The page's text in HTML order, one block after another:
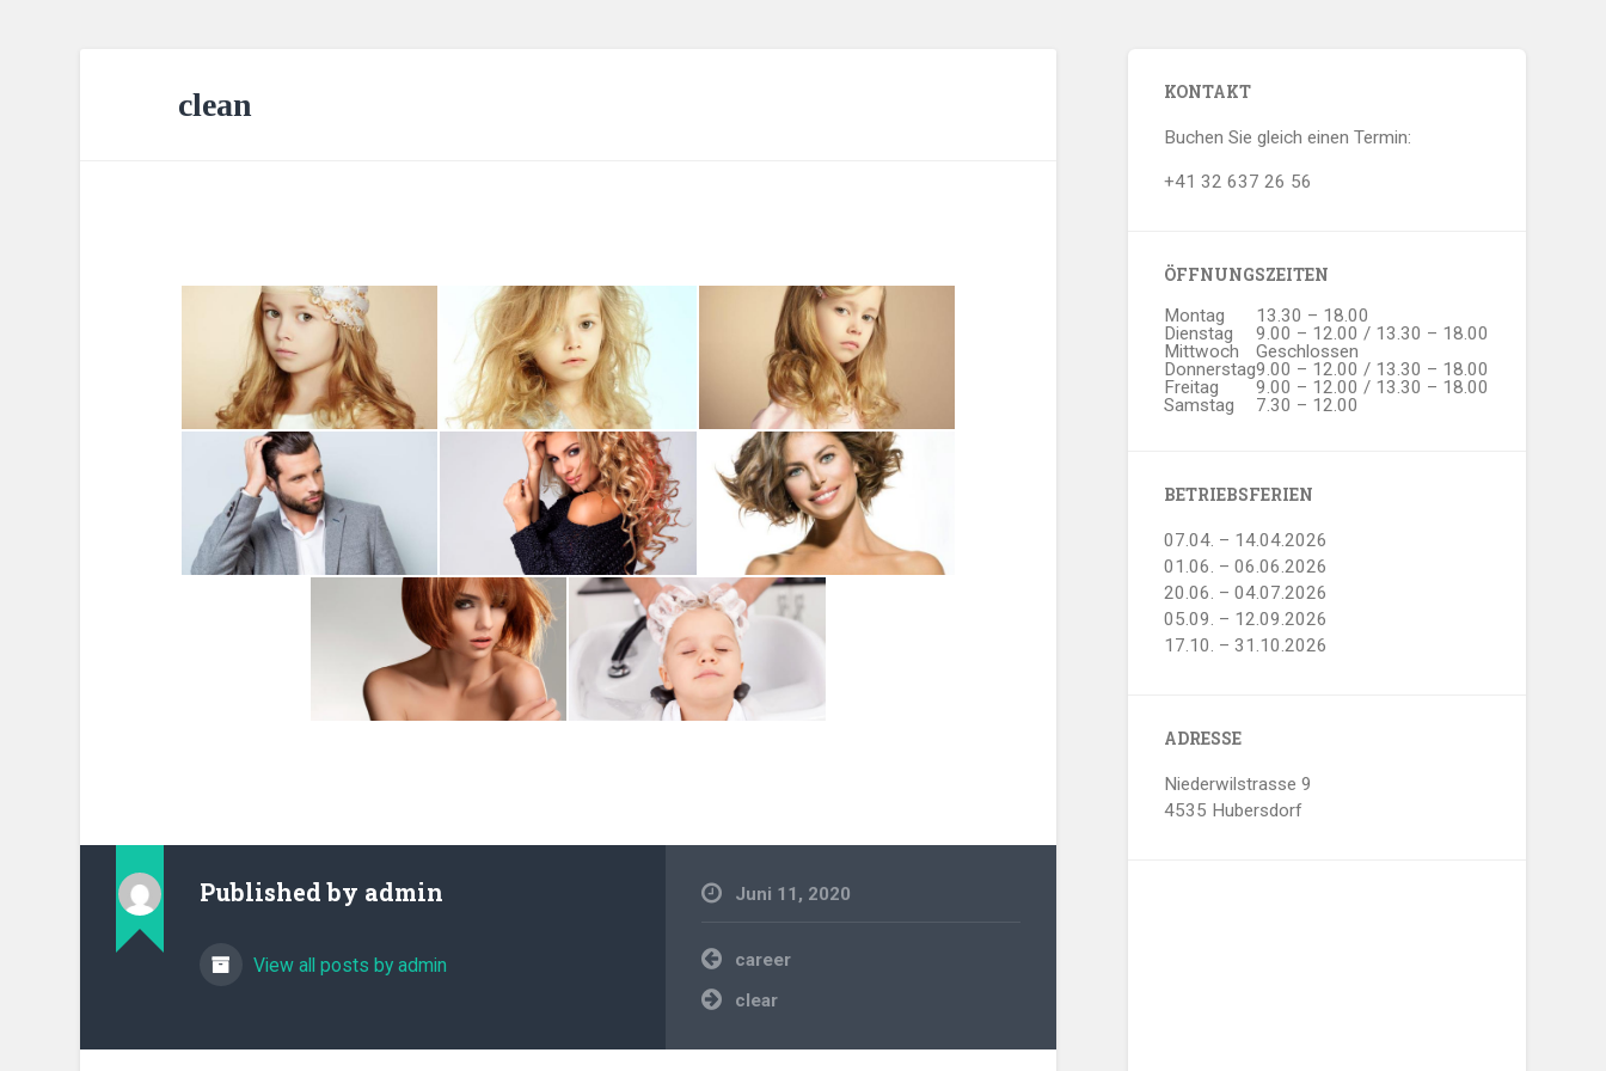
clean
Published by admin
View all posts by admin
Juni 11, 2020
Beitragsnavigation
career
clear
KONTAKT
Buchen Sie gleich einen Termin:
+41 32 637 26 56
ÖFFNUNGSZEITEN
Montag
13.30 – 18.00
Dienstag
9.00 – 12.00 / 13.30 – 18.00
Mittwoch
Geschlossen
Donnerstag9.00 – 12.00 / 13.30 – 18.00
Freitag
9.00 – 12.00 / 13.30 – 18.00
Samstag
7.30 – 12.00
BETRIEBSFERIEN
07.04. – 14.04.2026
01.06. – 06.06.2026
20.06. – 04.07.2026
05.09. – 12.09.2026
17.10. – 31.10.2026
ADRESSE
Niederwilstrasse 9
4535 Hubersdorf